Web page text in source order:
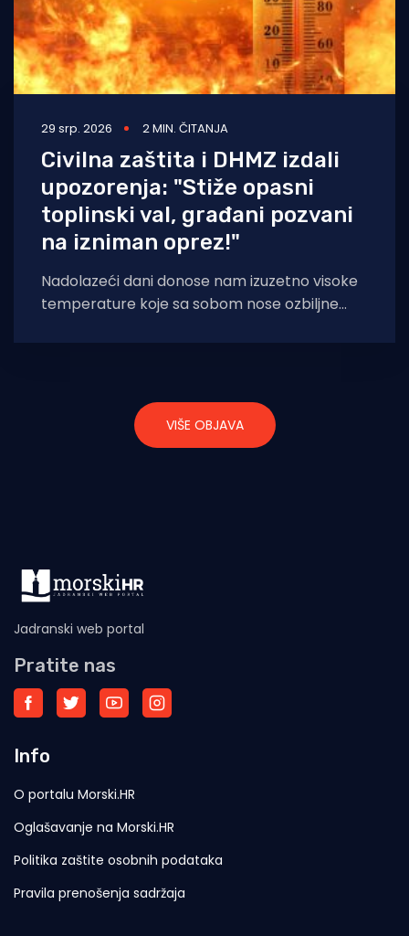
29 srp. 2026 2 MIN. ČITANJA
Civilna zaštita i DHMZ izdali
upozorenja: "Stiže opasni
toplinski val, građani pozvani
na izniman oprez!"
Nadolazeći dani donose nam izuzetno visoke
temperature koje sa sobom nose ozbiljne
vremenskih prilika, Ravnateljstvo civilne
VIŠE OBJAVA
Jadranski web portal
Pratite nas
Info
O portalu Morski.HR
Oglašavanje na Morski.HR
Politika zaštite osobnih podataka
Pravila prenošenja sadržaja